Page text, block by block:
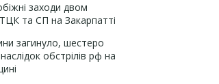
заходи двом
та СП на Закарпатті
загинуло, шестеро
обстрілів рф на